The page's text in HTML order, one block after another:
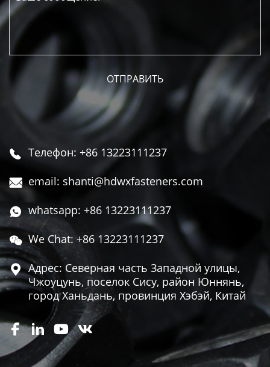
 Телефон: +86 13223111237
 email: shanti@hdwxfasteners.com
 whatsapp: +86 13223111237
 We Chat: +86 13223111237
 Адрес: Северная часть Западной улицы,
Чжоуцунь, поселок Сису, район Юннянь,
город Ханьдань, провинция Хэбэй, Китай
   